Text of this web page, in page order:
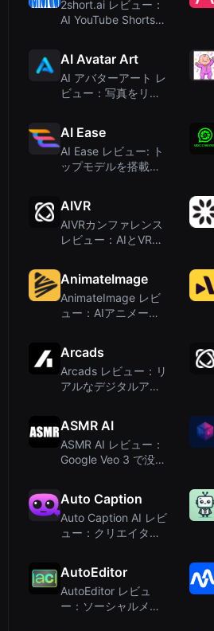
2short.ai レビュー：
AI YouTube Shorts
AI Avatar Art
AI アバターアート レ
ビュー：写真をリア
AI Ease
AI Ease レビュー: ト
ップモデルを搭載し
フォーム
AIVR
AIVRカンファレンス
レビュー：AIとVR研
AnimateImage
AnimateImage レビ
ュー：AIアニメーシ
Arcads
Arcads レビュー：リ
アルなデジタルアク
ASMR AI
ASMR AI レビュー：
Google Veo 3 で没入
Auto Caption
Auto Caption AI レビ
ュー：クリエイター
AutoEditor
AutoEditor レビュ
ー：ソーシャルメデ